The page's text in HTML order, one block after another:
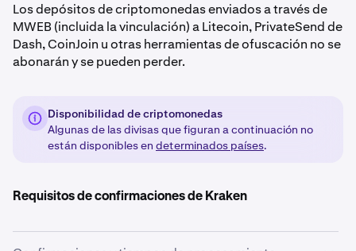
Los depósitos de criptomonedas enviados a través de
MWEB (incluida la vinculación) a Litecoin, PrivateSend de
Dash, CoinJoin u otras herramientas de ofuscación no se
abonarán y se pueden perder.
Disponibilidad de criptomonedas
Algunas de las divisas que figuran a continuación no
están disponibles en determinados países.
Requisitos de confirmaciones de Kraken